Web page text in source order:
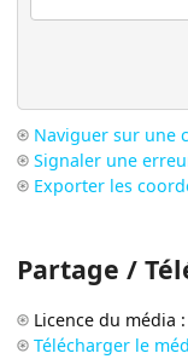
Naviguer sur une
Signaler une
Exporter les
Partage /
Licence du média
Télécharger le